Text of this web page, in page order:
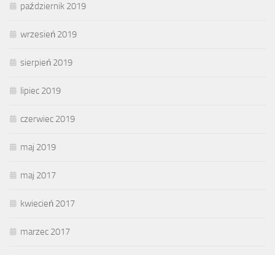
październik 2019
wrzesień 2019
sierpień 2019
lipiec 2019
czerwiec 2019
maj 2019
maj 2017
kwiecień 2017
marzec 2017